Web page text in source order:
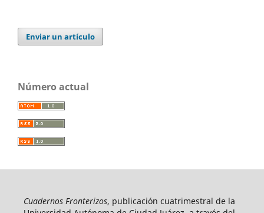
Enviar un artículo
Número actual
Cuadernos Fronterizos, publicación cuatrimestral de la